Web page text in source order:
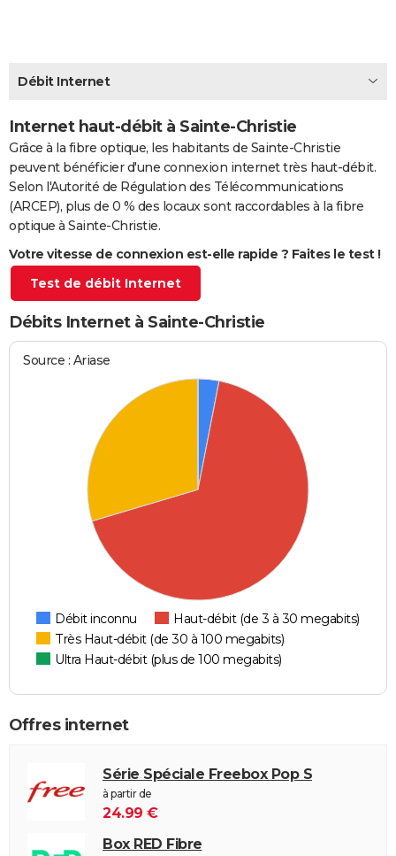
CARTE DE VOEUX
Carte de Noël
Carte Bonne année
Carte Saint-Valentin
Carte Pâques
Carte d'anniversaire
DICTIONNAIRE
PROGRAMME TV
COPAINS D'AVANT
S'inscrire
Se connecter
Lycées
Collèges
Primaires
Universités
Entreprises
Service militaire
Avis de recherche
Bricolage
Lifestyle
Culture
Sport
Auto
Television
Voyage
Cinema
Débit Internet
Internet haut-débit à Sainte-Christie
Grâce à la fibre optique, les habitants de Sainte-Christie
peuvent bénéficier d'une connexion internet très haut-débit.
Selon l'Autorité de Régulation des Télécommunications
(ARCEP), plus de 0 % des locaux sont raccordables à la fibre
optique à Sainte-Christie.
Votre vitesse de connexion est-elle rapide ? Faites le test !
Test de débit Internet
Débits Internet à Sainte-Christie
Source : Ariase
Débit inconnu
Haut-débit (de 3 à 30 megabits)
Très Haut-débit (de 30 à 100 megabits)
Ultra Haut-débit (plus de 100 megabits)
Offres internet
Série Spéciale Freebox Pop S
à partir de
24.99 €
Box RED Fibre